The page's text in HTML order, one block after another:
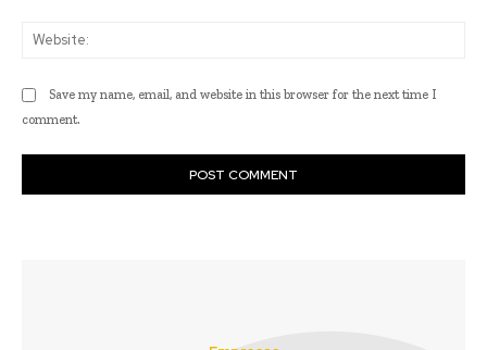
Save my name, email, and website in this browser for the next time I
comment.